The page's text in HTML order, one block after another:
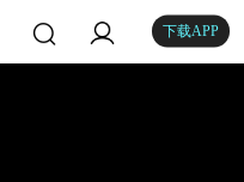
下载APP